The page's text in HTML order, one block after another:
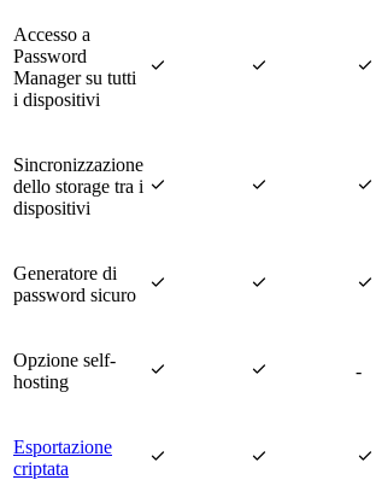
Accesso a
Password
Manager su tutti
i dispositivi
  
Sincronizzazione
dello storage tra i
dispositivi
  
Generatore di
password sicuro
  
Opzione self-
hosting
  -
Esportazione
criptata
  